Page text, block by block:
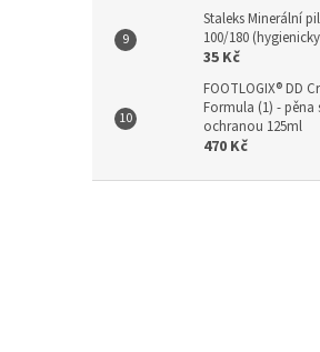
Staleks Minerální
100/180
35 Kč
FOOTLOGIX® DD
Formula (1) -
ochranou 125ml
470 Kč